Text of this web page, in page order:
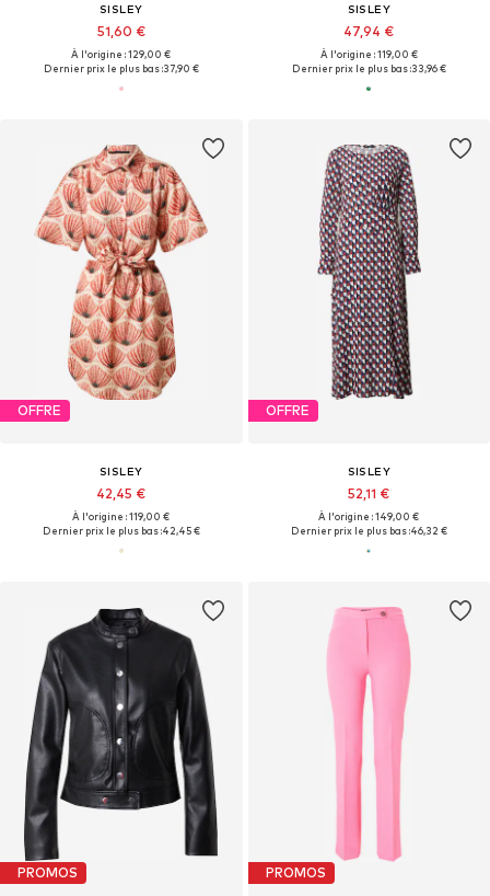
SISLEY
51,60 €
À l'origine : 129,00 €
Dernier prix le plus bas :37,90 €
SISLEY
47,94 €
À l'origine : 119,00 €
Dernier prix le plus bas :33,96 €
OFFRE
SISLEY
42,45 €
À l'origine : 119,00 €
Dernier prix le plus bas :42,45 €
OFFRE
SISLEY
52,11 €
À l'origine : 149,00 €
Dernier prix le plus bas :46,32 €
PROMOS PROMOS